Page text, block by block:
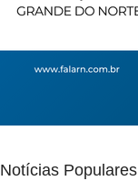
Notícias Populares